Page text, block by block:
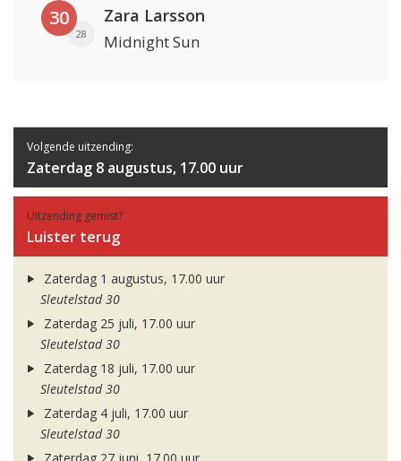
30
28
Zara Larsson
Midnight Sun
Volgende uitzending:
Zaterdag 8 augustus, 17.00 uur
Uitzending gemist?
Luister terug
Zaterdag 1 augustus, 17.00 uur
Sleutelstad 30
Zaterdag 25 juli, 17.00 uur
Sleutelstad 30
Zaterdag 18 juli, 17.00 uur
Sleutelstad 30
Zaterdag 4 juli, 17.00 uur
Sleutelstad 30